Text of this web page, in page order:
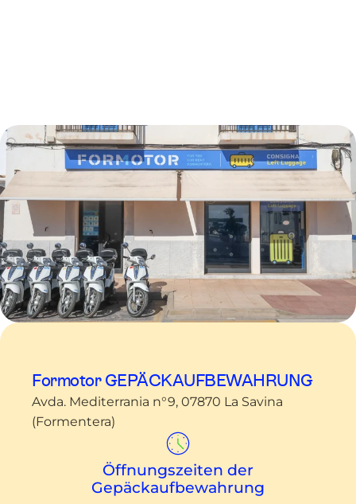
Formotor GEPÄCKAUFBEWAHRUNG
Avda. Mediterrania n°9, 07870 La Savina
(Formentera)
Öffnungszeiten der
Gepäckaufbewahrung